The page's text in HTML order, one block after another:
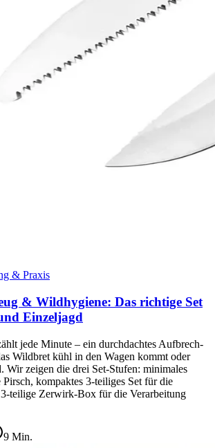
& Praxis
& Wildhygiene: Das richtige Set
Einzeljagd
jede Minute – ein durchdachtes Aufbrech-
Wildbret kühl in den Wagen kommt oder
Wir zeigen die drei Set-Stufen: minimales
kompaktes 3-teiliges Set für die
teilige Zerwirk-Box für die Verarbeitung
9 Min.